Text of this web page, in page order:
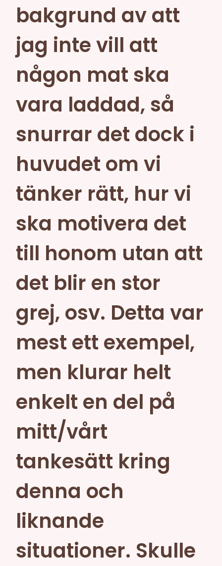
bakgrund av att
jag inte vill att
någon mat ska
vara laddad, så
snurrar det dock i
huvudet om vi
tänker rätt, hur vi
ska motivera det
till honom utan att
det blir en stor
grej, osv. Detta var
mest ett exempel,
men klurar helt
enkelt en del på
mitt/vårt
tankesätt kring
denna och
liknande
situationer. Skulle